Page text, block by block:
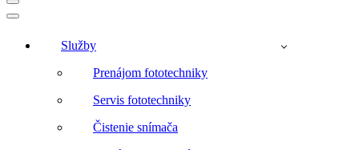
Menu
navigácie
Menu
Služby
Prenájom fototechniky
Servis fototechniky
Čistenie snímača